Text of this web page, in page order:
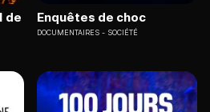
de
Enquêtes de choc
DOCUMENTAIRES SOCIÉTÉ